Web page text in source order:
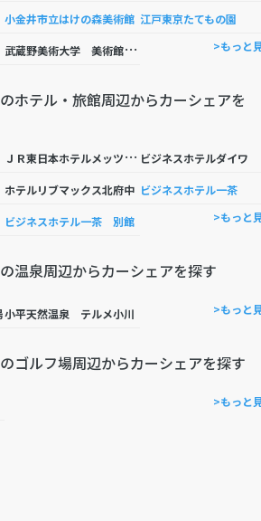
小金井市立はけの森美術館 江戸東京たてもの園
武
蔵野美術大学 美術館・図書館 >もっと
ホテル・旅館周辺からカーシェアを
Ｊ
Ｒ東日本ホテルメッツ国分寺 ビジネスホテルダイワ
ホテルリブマックス北府中 ビジネスホテル一茶
ビジネスホテル一茶 別館 >もっと
温泉周辺からカーシェアを探す
小平天然温泉 テルメ小川 >もっと
ゴルフ場周辺からカーシェアを探す
>もっと